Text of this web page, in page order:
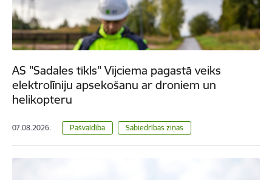
AS "Sadales tīkls" Vijciema pagastā veiks
elektrolīniju apsekošanu ar droniem un
helikopteru
07.08.2026. Pašvaldība Sabiedrības ziņas